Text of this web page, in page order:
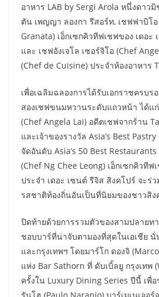
อาหาร LAB by Sergi Arola หนึ่งดาว
ตัน เพญญา ลองกา รีสอร์ท, เชฟฟาบิโ
Granata) เอ็กเซกคิวทีฟเชฟของ เดอะ
และ เชฟอังเจโล เซอร์จิโอ (Chef
(Chef de Cuisine) ประจำห้องอาหาร
เพื่อเฉลิมฉลองการได้รับเอกราชครบร
สองเชฟขนมหวานระดับแถวหน้า ได้แก่
(Chef Angela Lai) อดีตเชฟจากร้าน
และเจ้าของรางวัล Asia’s Best
จัดอันดับ Asia’s 50 Best
(Chef Ng Chee Leong) เอ็กเซกคิวที
ประจำ เดอะ เซนต์ รีจิส สิงคโปร์ จะ
รสชาติท้องถิ่นอันเป็นที่นิยมของชาวสิง
ปิดท้ายด้วยการรวมตัวของสามปลายท
ชอบบาร์ที่น่าจับตามองที่สุดในเอเชีย
และกรุงเทพฯ โดยมาร์โก ดองจิ
แห่ง Bar Sathorn ที่ ดับเบิ้ลยู กรุงเทพ
ครั้งใน Luxury Dining Series ปีนี้ เพื่
รันโฮ (Paulo Naranjo) บาร์เมเนเจอร์